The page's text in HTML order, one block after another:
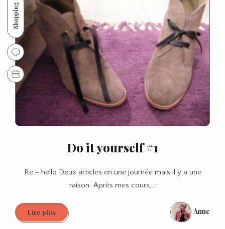
Shopping
Do it yourself #1
Re – hello Deux articles en une journée mais il y a une
raison. Après mes cours,…
Lire plusDo
it
Anne